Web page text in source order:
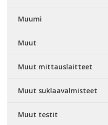
Muumi
Muut
Muut mittauslaitteet
Muut suklaavalmisteet
Muut testit